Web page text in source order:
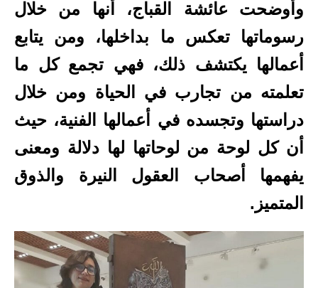
وأوضحت عائشة القباج، أنها من خلال
رسوماتها تعكس ما بداخلها، ومن يتابع
أعمالها يكتشف ذلك، فهي تجمع كل ما
تعلمته من تجارب في الحياة ومن خلال
دراستها وتجسده في أعمالها الفنية، حيث
أن كل لوحة من لوحاتها لها دلالة ومعنى
يفهمها أصحاب العقول النيرة والذوق
المتميز.